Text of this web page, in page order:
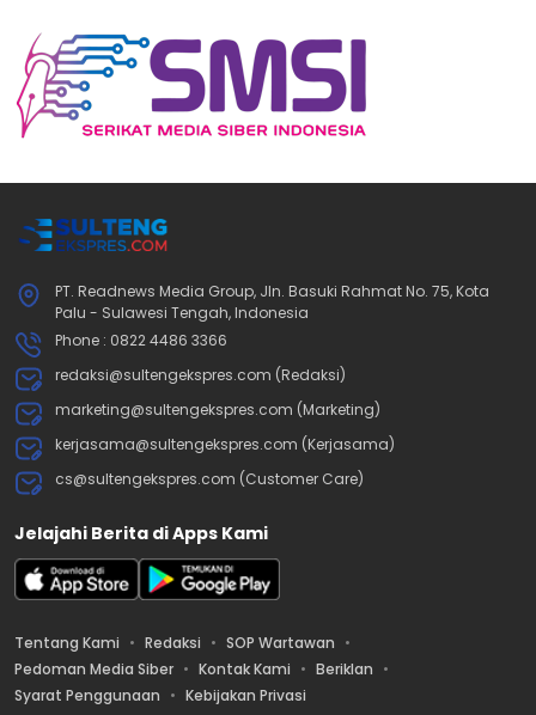
PT. Readnews Media Group, Jln. Basuki Rahmat No. 75, Kota
Palu - Sulawesi Tengah, Indonesia
Phone : 0822 4486 3366
redaksi@sultengekspres.com (Redaksi)
marketing@sultengekspres.com (Marketing)
kerjasama@sultengekspres.com (Kerjasama)
cs@sultengekspres.com (Customer Care)
Jelajahi Berita di Apps Kami
Tentang Kami Redaksi
SOP Wartawan
Pedoman Media Siber
Kontak Kami
Beriklan
Syarat Penggunaan
Kebijakan Privasi